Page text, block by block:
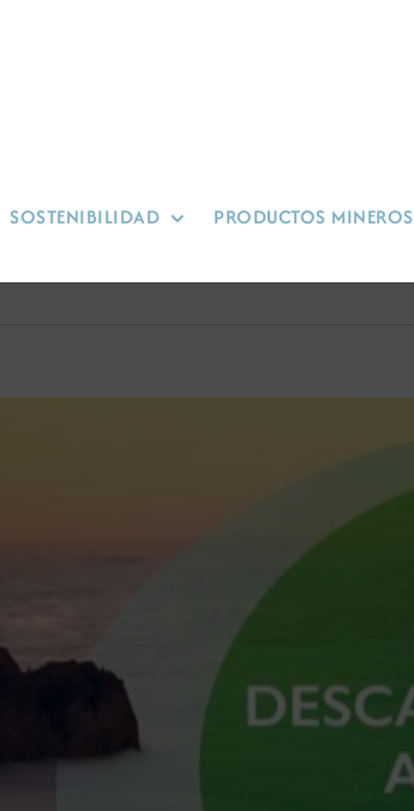
SOSTENIBILIDAD PRODUCTOS MINEROS